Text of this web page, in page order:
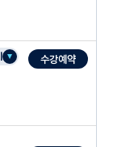
수강예약